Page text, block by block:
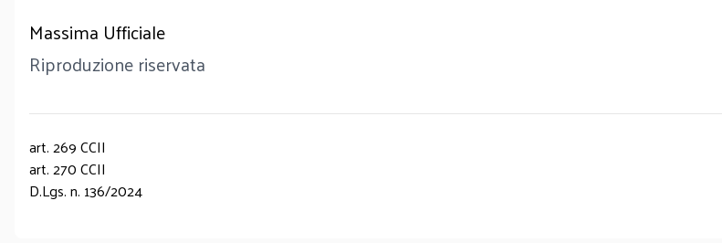
Massima Ufficiale
Riproduzione riservata
art. 269 CCII
art. 270 CCII
D.Lgs. n. 136/2024